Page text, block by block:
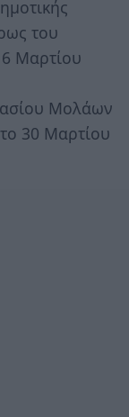
του
Μαρτίου
Μολάων
30 Μαρτίου